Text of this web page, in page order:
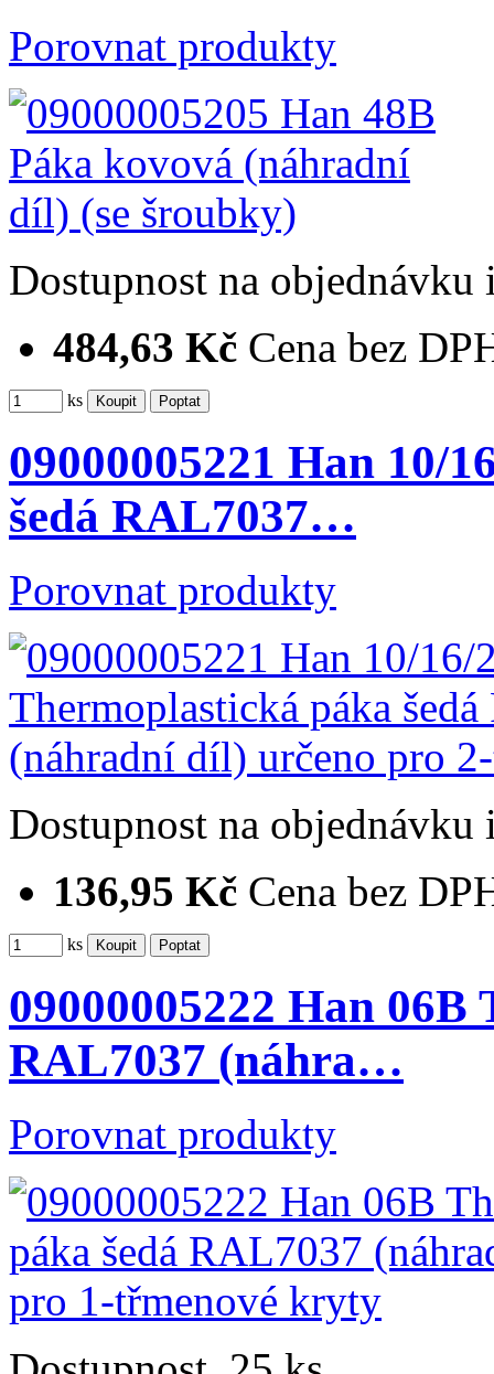
Porovnat produkty
Dostupnost na objednávku
484,63 Kč Cena bez
ks
09000005221 Han 10/
šedá RAL7037…
Porovnat produkty
Dostupnost na objednávku
136,95 Kč Cena bez
ks
09000005222 Han
RAL7037 (náhra…
Porovnat produkty